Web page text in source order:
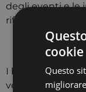
degli eventi e le
riferimento è il
Sito
https://
I biglietti per
vendita. È
cookie
Questo